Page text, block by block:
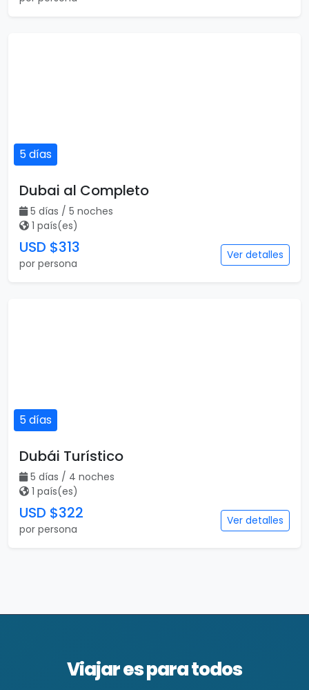
5 días
Dubai al Completo
5 días / 5 noches
1 país(es)
USD $313
por persona
Ver detalles
5 días
Dubái Turístico
5 días / 4 noches
1 país(es)
USD $322
por persona
Ver detalles
Viajar es para todos